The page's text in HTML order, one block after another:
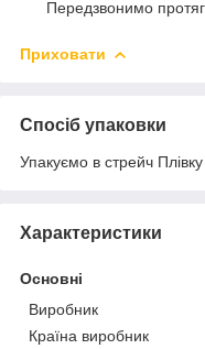
Передзвонимо
Приховати
Спосіб упаковки
Упакуємо в стрейч Плівку
Характеристики
Основні
Виробник
Країна виробник